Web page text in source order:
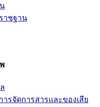
ชฐาน
รจัดการสารและของเสีย